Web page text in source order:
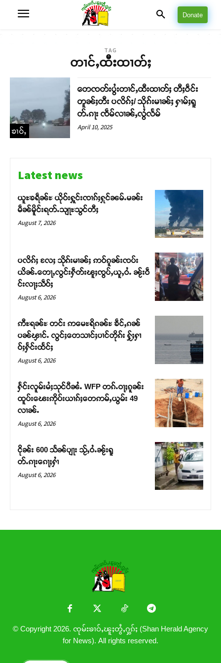
တႃႇႁႂ်ႈသဵင်ၵၢင်ၸႂ်ၵူၼ်းမိူင်း ၵူႈတီႈၵူႈလႅၼ်ပေႃးတေၸွ
တ်ႇ တူဝ်ႈလုမ်ႈၾႃႉၼၼ်ႉ ၶဝ်ႈႁူမ်ႈၵမ်ႉထႅမ် ၸုမ်းၶၢ
ဝ်ႇၽူႈတွႆႇႁွၵ်ႈ လႆႈယူႇၶႃႈဢေႃႈ။
Donate
TAG
တၢင်ႇထီးထၢတ်ႈ
ၶၢဝ်ႇ
တေၸတ်းပွႆးတၢင်ႇထီးထၢတ်ႈ တီႈဝဵင်း
တူၼ်ႈတီး ပလိၵ်ႈ/ သိုၵ်းမၢၼ်ႈ ႁၢမ်ႈရူ
တ်ႉၵႃး ၸဵမ်လၢၼ်ႇလွႆလႅမ်
April 10, 2025
Latest news
ယူႊၶရဵၼ်ႊ ယိုဝ်းႁူင်းၸၢၵ်ႈႁုင်ၼမ်ႉမၼ်း
မဵၼ်မိူင်းရတ်ႉသျႃႊသွင်တီႈ
August 7, 2026
ပလိၵ်ႈ လႄႈ သိုၵ်းမၢၼ်ႈ ဢဝ်ၵူၼ်းၸပ်း
ယိၼ်ႉတေႃႇလွင်းႁဵတ်းၽူႈၸွပ်ႇယူႇဝႆႉ ၼႂ်းဝဵ
င်းလႃႈသဵဝ်ႈ
August 6, 2026
ဢီႊရၼ်ႊ တင်း ဢမေႊရိၵၼ်ႊ ၶဵင်ႇၵၼ်
ပၼ်ၾၢင်ႉ လွင်ႈတေသၢင်ႈပၢင်တိုၵ်း ႁႂ်ႈႁၢ
ဝ်ႈႁႅင်းထႅင်ႈ
August 6, 2026
ႁႅင်းလူမ်းမႆႈသုင်ပီၼႆႉ WFP တၵ်ႉဝႃႈၵူၼ်း
ထူပ်းၽေးဢိုပ်းယၢၵ်ႈတေဢမ်ႇယွမ်း 49
လၢၼ်ႉ
August 6, 2026
ငိုၼ်း 600 သႅၼ်ပျႃး သႂ်ႇဝႆႉၼႂ်းရူ
တ်ႉၵႃးၵေႃႈႁၢႆ
August 6, 2026
© Copyright 2026. ၸုမ်းၶၢဝ်ႇၽူႈတွႆႇႁွၵ်ႈ (Shan Herald Agency
for News). All rights reserved.